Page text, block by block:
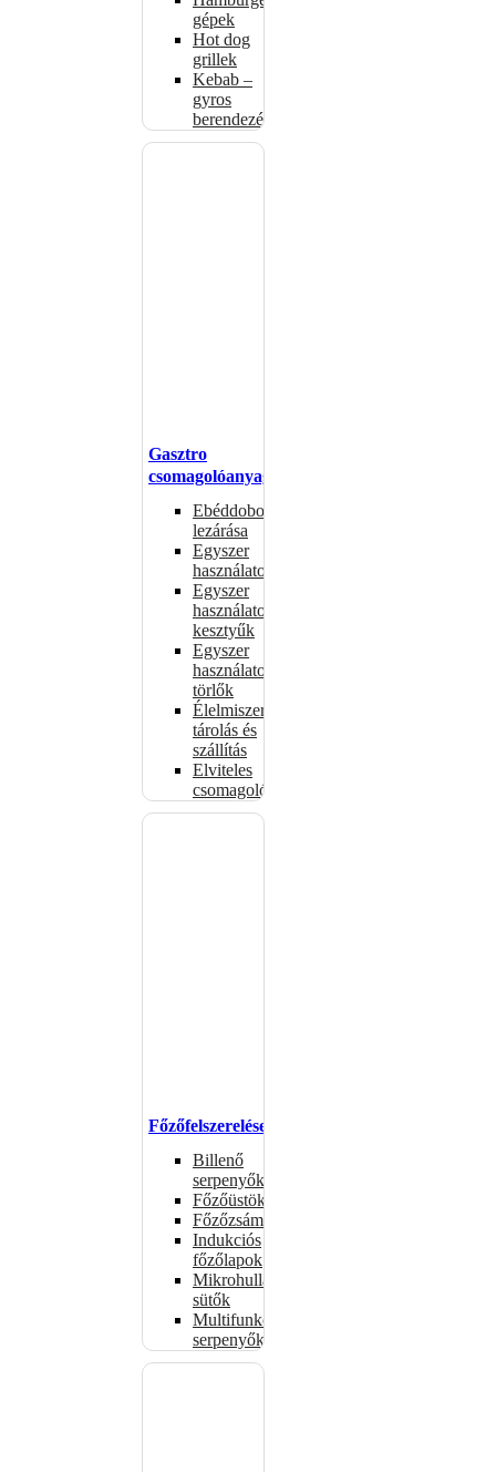
gépek
Hot dog
grillek
Kebab –
gyros
berendezés
Gasztro
csomagolóanyagok
Ebéddobozok
lezárása
Egyszer
használatos
Egyszer
használatos
kesztyűk
Egyszer
használatos
törlők
Élelmiszer-
tárolás és
szállítás
Elviteles
csomagolóanyagok
Főzőfelszerelések
Billenő
serpenyők
Főzőüstök
Főzőzsámolyok
Indukciós
főzőlapok
Mikrohullámú
sütők
Multifunkciós
serpenyők